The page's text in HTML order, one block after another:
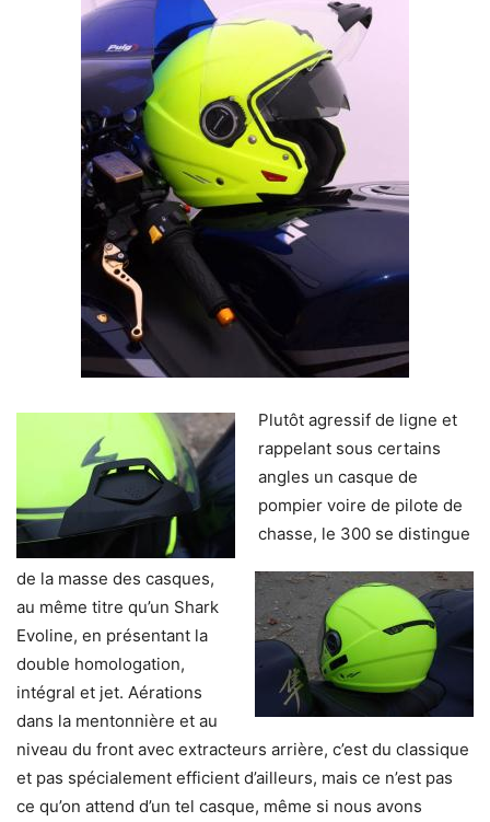
Plutôt agressif de ligne et
rappelant sous certains
angles un casque de
pompier voire de pilote de
chasse, le 300 se distingue
de la masse des casques,
au même titre qu’un Shark
Evoline, en présentant la
double homologation,
intégral et jet. Aérations
dans la mentonnière et au
niveau du front avec extracteurs arrière, c’est du classique
et pas spécialement efficient d’ailleurs, mais ce n’est pas
ce qu’on attend d’un tel casque, même si nous avons